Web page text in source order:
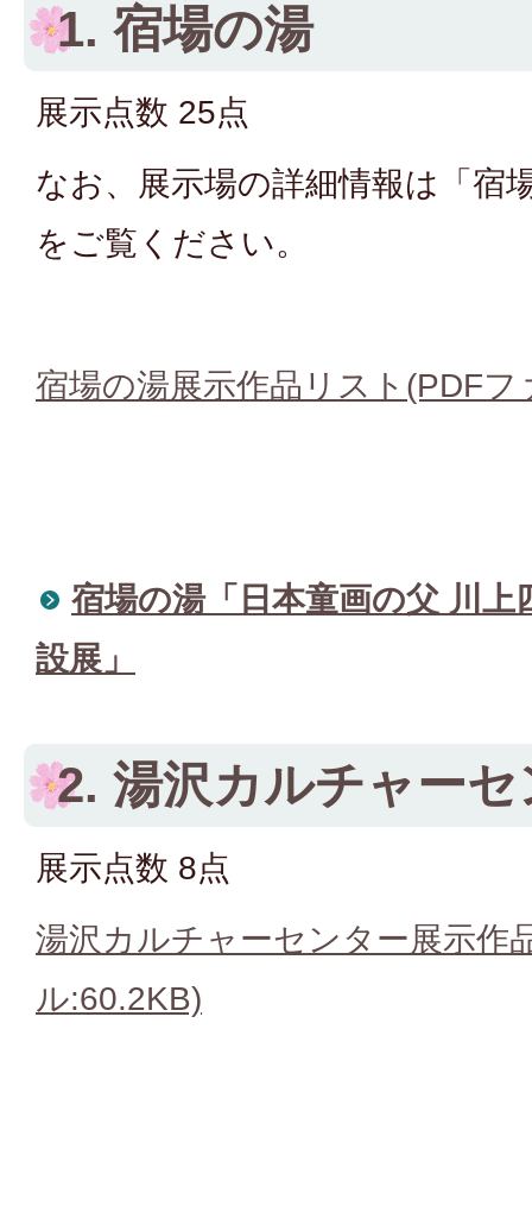
1. 宿場の湯
展示点数 25点
なお、展示場の詳細情報は「宿
をご覧ください。
宿場の湯展示作品リスト(PDF
宿場の湯「日本童画の父 川上
設展」
2. 湯沢カルチャーセ
展示点数 8点
湯沢カルチャーセンター展示作
ル:60.2KB)